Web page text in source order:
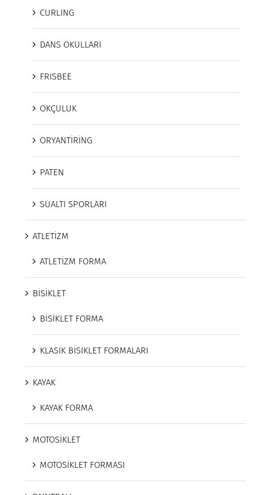
CURLING
DANS OKULLARI
FRISBEE
OKÇULUK
ORYANTİRİNG
PATEN
SUALTI SPORLARI
ATLETİZM
ATLETİZM FORMA
BİSİKLET
BİSİKLET FORMA
KLASİK BİSİKLET FORMALARI
KAYAK
KAYAK FORMA
MOTOSİKLET
MOTOSİKLET FORMASI